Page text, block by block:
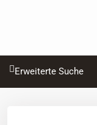
Erweiterte Suche